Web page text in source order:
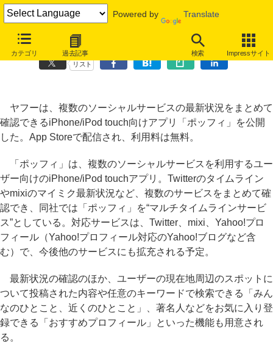
Powered by Translate
カテゴリ 過去記事 検索 Impressサイト
ヤフー、複数のソーシャルサービスを一度に確認できるiPhoneアプリ
リスト
ヤフーは、複数のソーシャルサービスの最新状況をまとめて
確認できるiPhone/iPod touch向けアプリ「ポッフィ」を公開
した。App Storeで配信され、利用料は無料。
「ポッフィ」は、複数のソーシャルサービスを利用するユー
ザー向けのiPhone/iPod touchアプリ。Twitterのタイムライン
やmixiのマイミク最新状況など、複数のサービスをまとめて確
認でき、同社では「ポッフィ」を“マルチタイムラインサービ
ス”としている。対応サービスは、Twitter、mixi、Yahoo!プロ
フィール（Yahoo!プロフィール対応のYahoo!ブログなど含
む）で、今後他のサービスにも拡充される予定。
最新状況の確認のほか、ユーザーの現在地周辺のスポットに
ついて投稿された内容や任意のキーワードで検索できる「みん
なのひとこと、近くのひとこと」、著名人などをお気に入り登
録できる「おすすめプロフィール」といった機能も用意され
る。